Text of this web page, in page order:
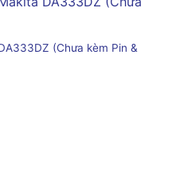
(Chưa kèm Pin &